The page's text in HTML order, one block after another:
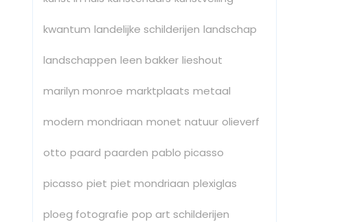
kwantum landelijke schilderijen landschap
landschappen leen bakker lieshout
marilyn monroe marktplaats metaal
modern mondriaan monet natuur olieverf
otto paard paarden pablo picasso
picasso piet piet mondriaan plexiglas
ploeg fotografie pop art schilderijen